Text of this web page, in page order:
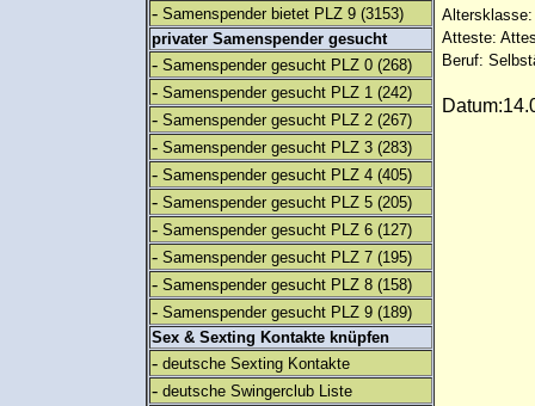
- Samenspender bietet PLZ 9 (3153)
privater Samenspender gesucht
- Samenspender gesucht PLZ 0 (268)
- Samenspender gesucht PLZ 1 (242)
- Samenspender gesucht PLZ 2 (267)
- Samenspender gesucht PLZ 3 (283)
- Samenspender gesucht PLZ 4 (405)
- Samenspender gesucht PLZ 5 (205)
- Samenspender gesucht PLZ 6 (127)
- Samenspender gesucht PLZ 7 (195)
- Samenspender gesucht PLZ 8 (158)
- Samenspender gesucht PLZ 9 (189)
Sex & Sexting Kontakte knüpfen
- deutsche Sexting Kontakte
- deutsche Swingerclub Liste
Altersklasse:
Atteste:
Beruf: